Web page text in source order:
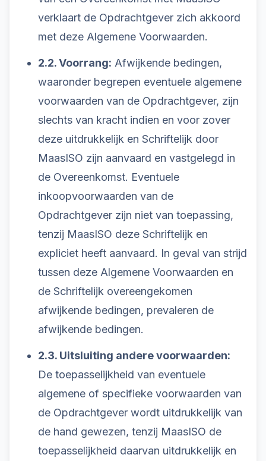
verklaart de Opdrachtgever zich akkoord
met deze Algemene Voorwaarden.
2.2. Voorrang: Afwijkende bedingen,
waaronder begrepen eventuele algemene
voorwaarden van de Opdrachtgever, zijn
slechts van kracht indien en voor zover
deze uitdrukkelijk en Schriftelijk door
MaasISO zijn aanvaard en vastgelegd in
de Overeenkomst. Eventuele
inkoopvoorwaarden van de
Opdrachtgever zijn niet van toepassing,
tenzij MaasISO deze Schriftelijk en
expliciet heeft aanvaard. In geval van strijd
tussen deze Algemene Voorwaarden en
de Schriftelijk overeengekomen
afwijkende bedingen, prevaleren de
afwijkende bedingen.
2.3. Uitsluiting andere voorwaarden:
De toepasselijkheid van eventuele
algemene of specifieke voorwaarden van
de Opdrachtgever wordt uitdrukkelijk van
de hand gewezen, tenzij MaasISO de
toepasselijkheid daarvan uitdrukkelijk en